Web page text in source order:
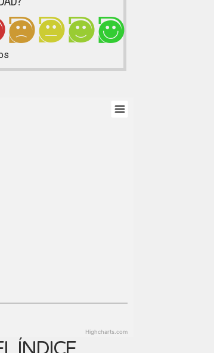
Highcharts.com